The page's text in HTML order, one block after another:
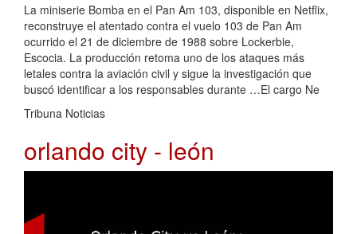
La miniserie Bomba en el Pan Am 103, disponible en Netflix,
reconstruye el atentado contra el vuelo 103 de Pan Am
ocurrido el 21 de diciembre de 1988 sobre Lockerbie,
Escocia. La producción retoma uno de los ataques más
letales contra la aviación civil y sigue la investigación que
buscó identificar a los responsables durante …El cargo Ne
Tribuna Noticias
orlando city - león